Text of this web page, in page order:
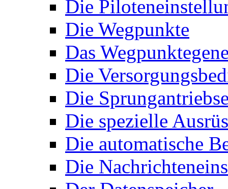
Die
Die Wegpunkte
Das
Die
Die
Die spezielle
Die automatische
Die